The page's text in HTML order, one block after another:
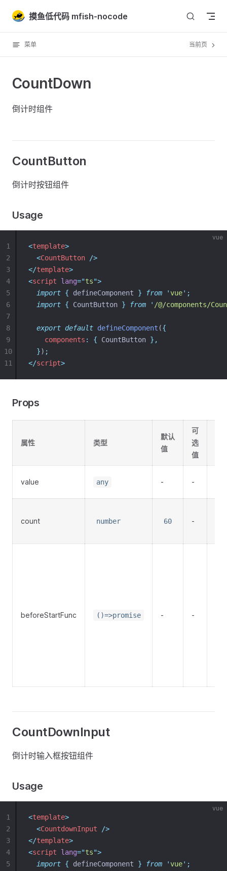
Skip to content
摸鱼低代码 mfish-nocode
菜单 当前页
CountDown
倒计时组件
CountButton
倒计时按钮组件
Usage
vue
<template>
<CountButton />
</template>
<script lang="ts">
import { defineComponent } from 'vue' ;
import { CountButton } from ' /@/components/
export default defineComponent ({
components : { CountButton },
}) ;
</script>
1
2
3
4
5
6
7
8
9
10
11
Props
属性 类型
默认
值
可
选
值
value any - -
count number 60 -
beforeStartFunc ()=>promise - -
CountDownInput
倒计时输入框按钮组件
Usage
vue
<template>
<CountdownInput />
</template>
<script lang="ts">
import { defineComponent } from 'vue' ;
1
2
3
4
5